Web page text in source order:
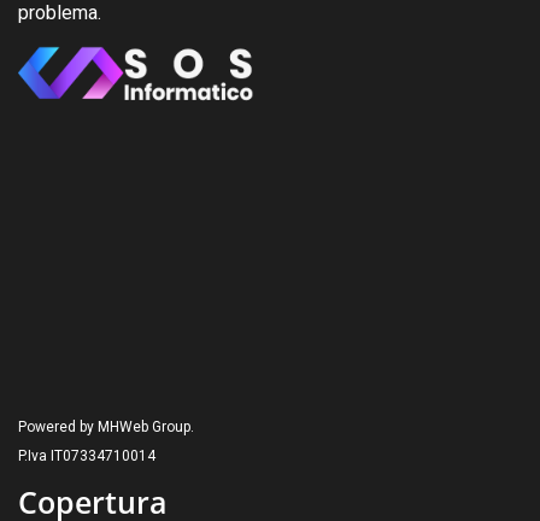
problema.
Powered by MHWeb Group.
P.Iva IT07334710014
Copertura